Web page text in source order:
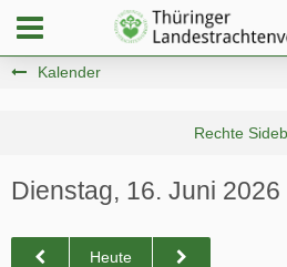
Kalender
Dienstag, 16. Juni 2026
Heute